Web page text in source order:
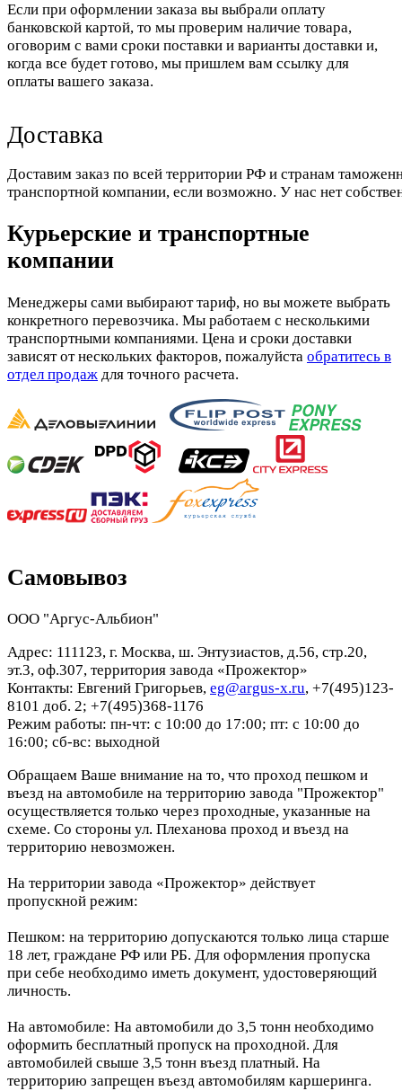
Если при оформлении заказа вы выбрали оплату
банковской картой, то мы проверим наличие товара,
оговорим с вами сроки поставки и варианты доставки и,
когда все будет готово, мы пришлем вам ссылку для
оплаты вашего заказа.
Доставка
Доставим заказ по всей территории РФ и странам
транспортной компании, если возможно. У нас нет
Курьерские и транспортные
компании
Менеджеры сами выбирают тариф, но вы можете выбрать
конкретного перевозчика. Мы работаем с несколькими
транспортными компаниями. Цена и сроки доставки
зависят от нескольких факторов, пожалуйста обратитесь в
отдел продаж для точного расчета.
Самовывоз
ООО "Аргус-Альбион"
Адрес: 111123, г. Москва, ш. Энтузиастов, д.56, стр.20,
эт.3, оф.307, территория завода «Прожектор»
Контакты: Евгений Григорьев, eg@argus-x.ru, +7(495)123-
8101 доб. 2; +7(495)368-1176
Режим работы: пн-чт: с 10:00 до 17:00; пт: с 10:00 до
16:00; сб-вс: выходной
Обращаем Ваше внимание на то, что проход пешком и
въезд на автомобиле на территорию завода "Прожектор"
осуществляется только через проходные, указанные на
схеме. Со стороны ул. Плеханова проход и въезд на
территорию невозможен.
На территории завода «Прожектор» действует
пропускной режим:
Пешком: на территорию допускаются только лица старше
18 лет, граждане РФ или РБ. Для оформления пропуска
при себе необходимо иметь документ, удостоверяющий
личность.
На автомобиле: На автомобили до 3,5 тонн необходимо
оформить бесплатный пропуск на проходной. Для
автомобилей свыше 3,5 тонн въезд платный. На
территорию запрещен въезд автомобилям каршеринга.